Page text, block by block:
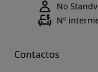
No
Nº
Contactos